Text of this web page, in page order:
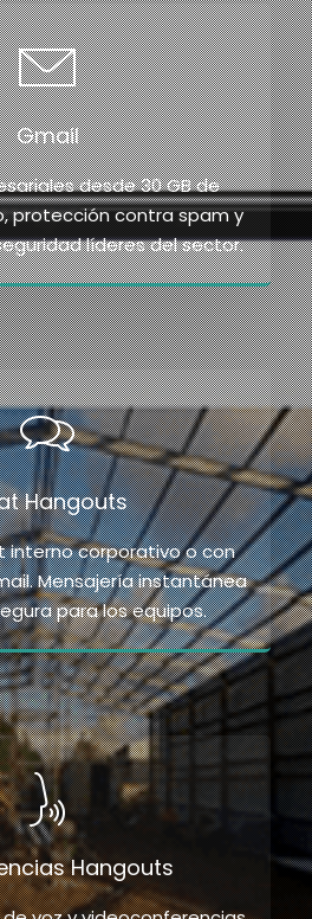
Gmail
desde 30 GB de
protección contra spam y
líderes del sector.
Hangouts
interno corporativo o con
Mensajería instantánea
para los equipos.
Hangouts